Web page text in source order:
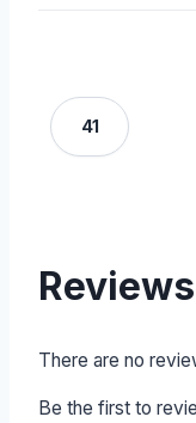
41
Reviews
There are no
Be the first to